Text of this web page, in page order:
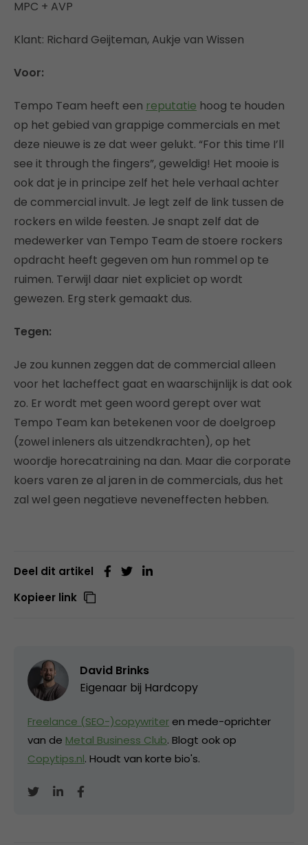
MPC + AVP
Klant: Richard Geijteman, Aukje van Wissen
Voor:
Tempo Team heeft een reputatie hoog te houden
op het gebied van grappige commercials en met
deze nieuwe is ze dat weer gelukt. “For this time I’ll
see it through the fingers”, geweldig! Het mooie is
ook dat je in principe zelf het hele verhaal achter
de commercial invult. Je legt zelf de link tussen de
rockers en wilde feesten. Je snapt zelf dat de
medewerker van Tempo Team de stoere rockers
opdracht heeft gegeven om hun rommel op te
ruimen. Terwijl daar niet expliciet op wordt
gewezen. Erg sterk gemaakt dus.
Tegen:
Je zou kunnen zeggen dat de commercial alleen
voor het lacheffect gaat en waarschijnlijk is dat ook
zo. Er wordt met geen woord gerept over wat
Tempo Team kan betekenen voor de doelgroep
(zowel inleners als uitzendkrachten), op het
woordje horecatraining na dan. Maar die corporate
koers varen ze al jaren in de commercials, dus het
zal wel geen negatieve neveneffecten hebben.
Deel dit artikel
Kopieer link
David Brinks
Eigenaar bij Hardcopy
Freelance (SEO-)copywriter en mede-oprichter
van de Metal Business Club. Blogt ook op
Copytips.nl. Houdt van korte bio's.